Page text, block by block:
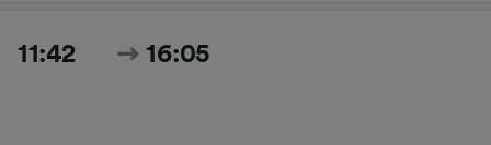
11:42 16:05